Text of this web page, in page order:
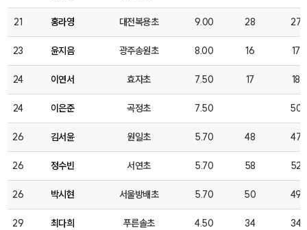
21 홍라영 대전복용초 9.00 28 27
23 윤지음 광주송원초 8.00 16 17
24 이연서 효자초 7.50 17 18
24 이은준 곡정초 7.50 50
26 김서윤 원일초 5.70 48 47
26 정수빈 서연초 5.70 58 52
26 박시현 서울방배초 5.70 50 49
29 최다희 푸른솔초 4.50 34 34